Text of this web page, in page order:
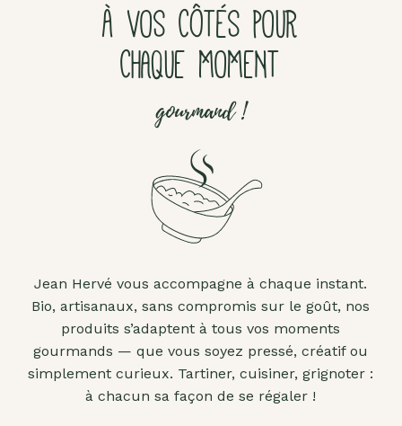
À VOS CÔTÉS POUR
CHAQUE MOMENT
gourmand !
Jean Hervé vous accompagne à chaque instant.
Bio, artisanaux, sans compromis sur le goût, nos
produits s’adaptent à tous vos moments
gourmands — que vous soyez pressé, créatif ou
simplement curieux. Tartiner, cuisiner, grignoter :
à chacun sa façon de se régaler !